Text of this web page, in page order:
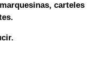
carteles